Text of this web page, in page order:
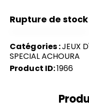
Rupture de stock
Catégories :JEUX
SPECIAL ACHOURA
Product ID:1966